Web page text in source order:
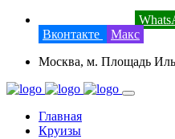
Вконтакте
Макс
Москва, м. Площадь
Главная
Круизы